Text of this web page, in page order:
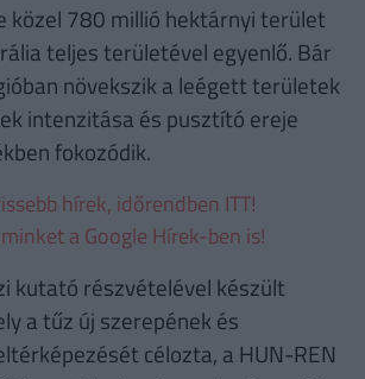
közel 780 millió hektárnyi terület
teljes területével egyenlő. Bár
növekszik a leégett területek
intenzitása és pusztító ereje
fokozódik.
hírek, időrendben ITT!
a Google Hírek-ben is!
kutató részvételével készült
a tűz új szerepének és
célozta, a HUN-REN